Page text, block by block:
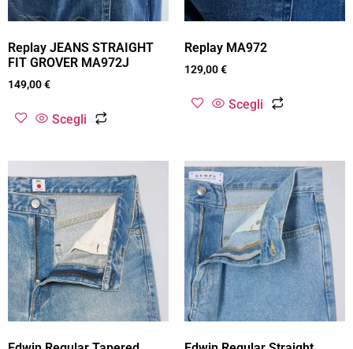
Replay JEANS STRAIGHT
FIT GROVER MA972J
149,00€
Scegli
Replay MA972
129,00€
Scegli